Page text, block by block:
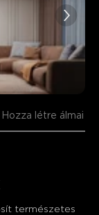
Hozza létre álmai
természetes